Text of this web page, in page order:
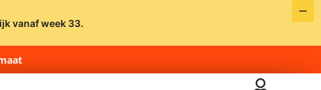
vanaf week 33.